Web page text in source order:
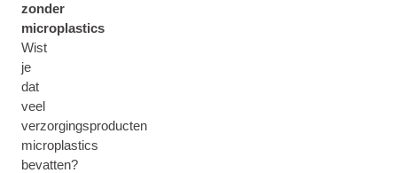
zonder
microplastics
Wist
je
dat
veel
verzorgingsproducten
microplastics
bevatten?